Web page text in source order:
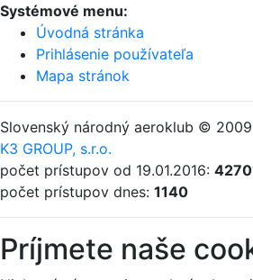
Systémové menu:
Úvodná stránka
Prihlásenie používateľa
Mapa stránok
Slovenský národný aeroklub ©
K3 GROUP, s.r.o.
počet prístupov od 19.01.2016:
počet prístupov dnes: 1140
Príjmete naše